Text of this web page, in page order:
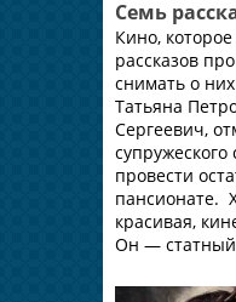
Семь
Кино,
рассказов
снимать о
Татьяна
Сергеевич,
провести
пансионате.
красивая,
Он — статный